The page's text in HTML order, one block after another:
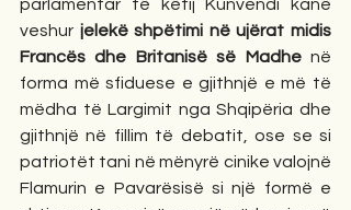
parlamentar të këtij Kunvendi kanë
veshur jelekë shpëtimi në ujërat midis
Francës dhe Britanisë së Madhe në
forma më sfiduese e gjithnjë e më të
mëdha të Largimit nga Shqipëria dhe
gjithnjë në fillim të debatit, ose se si
patriotët tani në mënyrë cinike valojnë
Flamurin e Pavarësisë si një formë e